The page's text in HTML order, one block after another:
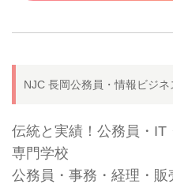
NJC 長岡公務員・情報ビジネ
伝統と実績！公務員・IT
専門学校
公務員・事務・経理・